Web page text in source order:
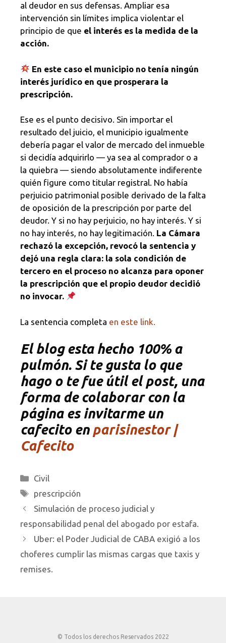
al deudor en sus defensas. Ampliar esa
intervención sin límites implica violentar el
principio de que el interés es la medida de la
acción.
En este caso el municipio no tenía ningún
interés jurídico en que prosperara la
prescripción.
Ese es el punto decisivo. Sin importar el
resultado del juicio, el municipio igualmente
debería pagar el valor de mercado del inmueble
si decidía adquirirlo — ya sea al comprador o a
la quiebra — siendo absolutamente indiferente
quién figure como titular registral. No había
perjuicio patrimonial posible derivado de la falta
de oposición de la prescripción por parte del
deudor. Y si no hay perjuicio, no hay interés. Y si
no hay interés, no hay legitimación. La Cámara
rechazó la excepción, revocó la sentencia y
dejó una regla clara: la sola condición de
tercero en el proceso no alcanza para oponer
la prescripción que el propio deudor decidió
no invocar.
La sentencia completa en este link.
El blog esta hecho 100% a
pulmón. Si te gusta lo que
hago o te fue útil el post, una
forma de colaborar con la
página es invitarme un
cafecito en parisinestor |
Cafecito
Categorías
Civil
Etiquetas
prescripción
Simulación de proceso judicial y
responsabilidad penal del abogado por estafa.
Uber: el Poder Judicial de CABA exigió a los
choferes cumplir las mismas cargas que taxis y
remises.
© Todos los derechos Reservados 2022